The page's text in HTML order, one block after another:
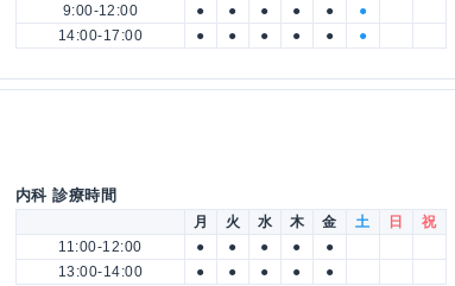
9:00-12:00
● ● ● ● ●
●
14:00-17:00
● ● ● ● ● ●
内科 診療時間
月 火 水 木 金 土 日
祝
11:00-12:00
● ● ● ●
●
13:00-14:00
● ● ● ● ●